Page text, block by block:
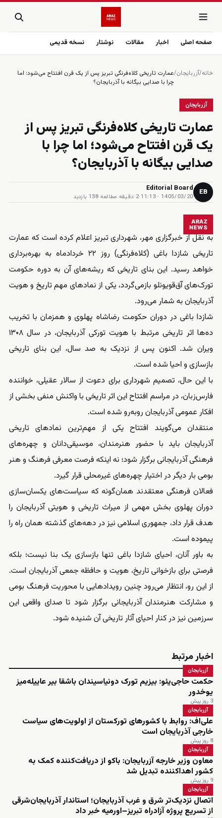
صفحه اصلی اخبار مقالات نوشتار نسخه قدیمی
خانه/آزربایجان/عمارت تاریخی کلاه‌فرنگی تبریز پس از یک قرن افتتاح می‌شود؛ اما
چرا با صدایی بیگانه با آذربایجان؟
آزربایجان
عمارت تاریخی کلاه‌فرنگی تبریز پس از
یک قرن افتتاح می‌شود؛ اما چرا با
صدایی بیگانه با آذربایجان؟
EB
Editorial Board
1405/03/20 · 11:13
·2 دقیقه مطالعه ·138 بازدید
ARAZ
NEWS
به نقل از خبرگزاری مهر، شهرداری تبریز اعلام کرده است که عمارت
تاریخی شازدا باغی (کلاه‌فرنگی) روز ۲۲ خردادماه به بهره‌برداری
خواهد رسید. این بنای تاریخی که ریشه‌های آن به دوره حکومت
تورک‌های آق‌قویونلو بازمی‌گردد، یکی از نمادهای مهم تاریخ و هویت
آذربایجان به شمار می‌رود.
شازدا باغی در دوران حکومت رضاشاه پهلوی و همزمان با تخریب
ده‌ها اثر تاریخی مرتبط با هویت تورکی آذربایجان، در سال ۱۳۰۸
ویران شد. اکنون پس از نزدیک به صد سال، این بنای تاریخی
بازسازی و احیا شده است.
با این حال، تصمیم شهرداری برای دعوت از سالار عقیلی، خواننده
فارس‌زبان، در مراسم افتتاح این اثر تاریخی با واکنش منفی بخشی از
افکار عمومی آذربایجان روبه‌رو شده است.
منتقدان می‌گویند افتتاح یکی از مهم‌ترین نمادهای تاریخی
آذربایجان باید با حضور هنرمندان، موسیقی‌دانان و چهره‌های
فرهنگی آذربایجانی برگزار شود؛ نه اینکه فرصت معرفی فرهنگ و هنر
بومی بار دیگر در اختیار چهره‌های غیرمحلی قرار گیرد.
فعالان فرهنگی معتقدند همان‌گونه که سیاست‌های یکسان‌سازی
دوران پهلوی بخش مهمی از میراث تاریخی و هویتی آذربایجان را
هدف قرار داد، جمهوری اسلامی نیز در دهه‌های گذشته همان راه را
پیموده است.
به باور آنان، احیای شازدا باغی تنها بازسازی یک بنا نیست؛ بلکه
فرصتی برای بازخوانی تاریخ، هویت و حافظه جمعی آذربایجان است.
از این رو، انتظار می‌رود چنین رویدادهایی با محوریت فرهنگ بومی
و مشارکت هنرمندان آذربایجانی برگزار شود تا صدای واقعی این
سرزمین نیز در کنار احیای آثار تاریخی آن شنیده شود.
اخبار مرتبط
آزربایجان
حکمت حاجی‌یئو: بیزیم تورک دونیاسیندان باشقا بیر عاییله‌میز
یوخدور
3 روز پیش
آزربایجان
علی‌اف: روابط با کشورهای تورکستان از اولویت‌های سیاست
خارجی آذربایجان است
8 روز پیش
آزربایجان
معاون وزیر خارجه آزربایجان: باکو از دریافت‌کننده کمک به
کشور اهداکننده تبدیل شد
9 روز پیش
آزربایجان
اتصال نزدیک‌تر شرق و غرب آذربایجان؛ استاندار آذربایجان‌شرقی
از تسریع پروژه آزادراه تبریز–اورمیه خبر داد